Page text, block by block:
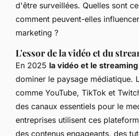
d'être surveillées. Quelles sont
comment peuvent-elles
marketing ?
L'essor de la vidéo et du
En 2025 la vidéo et le streaming
dominer le paysage médiatique.
comme YouTube, TikTok et
des canaux essentiels pour le
entreprises utilisent ces
des contenus engageants, des